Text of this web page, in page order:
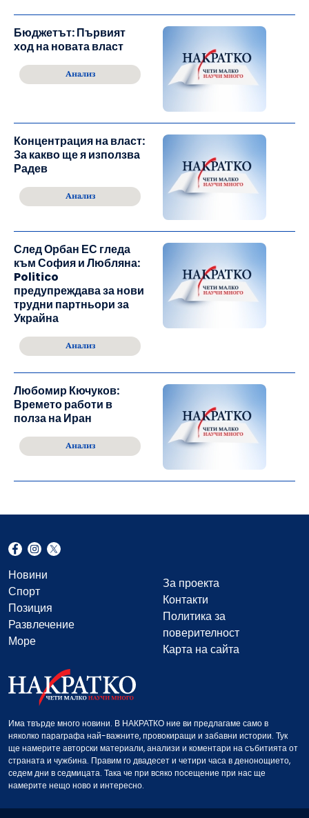
Бюджетът: Първият
ход на новата власт
Анализ
Концентрация на власт:
За какво ще я използва
Радев
Анализ
След Орбан ЕС гледа
към София и Любляна:
Politico
предупреждава за нови
трудни партньори за
Украйна
Анализ
Любомир Кючуков:
Времето работи в
полза на Иран
Анализ
Новини
Спорт
Позиция
Развлечение
Море
За проекта
Контакти
Политика за
поверителност
Карта на сайта
Има твърде много новини. В НАКРАТКО ние ви предлагаме само в
няколко параграфа най-важните, провокиращи и забавни истории. Тук
ще намерите авторски материали, анализи и коментари на събитията от
страната и чужбина. Правим го двадесет и четири часа в денонощието,
седем дни в седмицата. Така че при всяко посещение при нас ще
намерите нещо ново и интересно.